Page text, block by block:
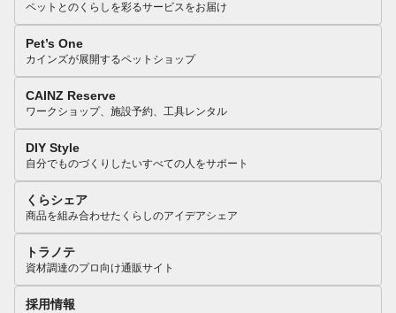
ペットとのくらしを彩るサービスをお届け
Pet’s One
カインズが展開するペットショップ
CAINZ Reserve
ワークショップ、施設予約、工具レンタル
DIY Style
自分でものづくりしたいすべての人をサポート
くらシェア
商品を組み合わせたくらしのアイデアシェア
トラノテ
資材調達のプロ向け通販サイト
採用情報